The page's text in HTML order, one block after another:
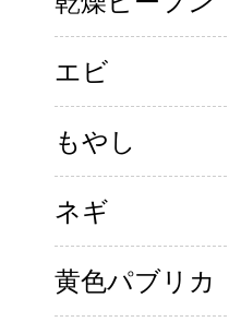
エビ
もやし
ネギ
黄色パブリカ